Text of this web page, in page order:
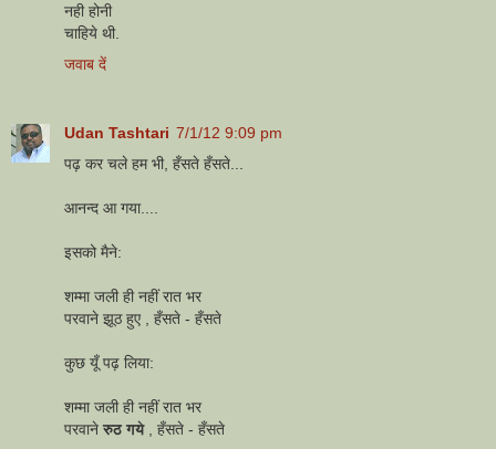
नही होनी
चाहिये थी.
जवाब दें
Udan Tashtari 7/1/12 9:09 pm
पढ़ कर चले हम भी, हँसते हँसते...
आनन्द आ गया....
इसको मैने:
शम्मा जली ही नहीं रात भर
परवाने झूठ हुए , हँसते - हँसते
कुछ यूँ पढ़ लिया:
शम्मा जली ही नहीं रात भर
परवाने रुठ गये, हँसते - हँसते